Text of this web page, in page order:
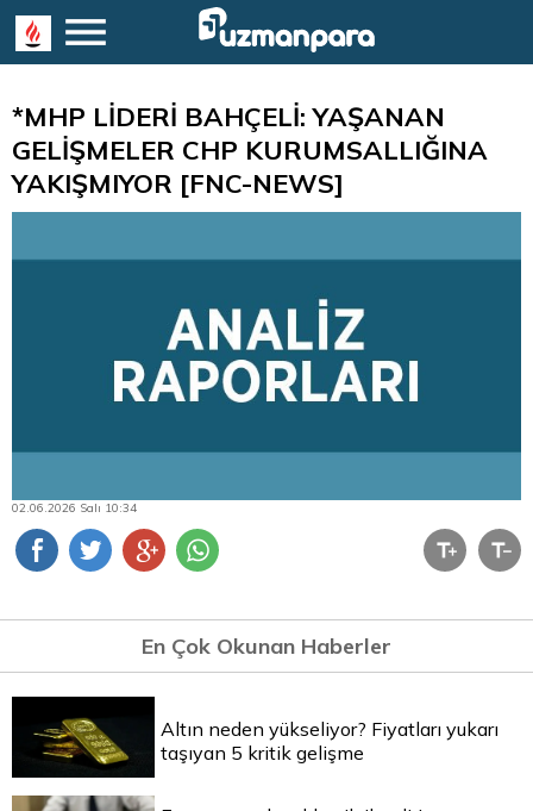
*MHP LİDERİ BAHÇELİ: YAŞANAN
GELİŞMELER CHP KURUMSALLIĞINA
YAKIŞMIYOR [FNC-NEWS]
02.06.2026 Salı 10:34
En Çok Okunan Haberler
Altın neden yükseliyor? Fiyatları yukarı
taşıyan 5 kritik gelişme